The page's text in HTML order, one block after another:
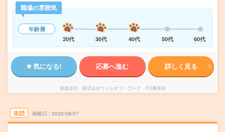
職場の雰囲気
年齢層
20代
30代 40代 50代 60代
気になる! 応募へ進む 詳しく見る
派遣会社 株式会社ウィルオブ・ワーク FO事業部
未読 掲載日 2026/08/07